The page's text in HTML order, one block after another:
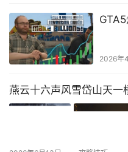
2026年
燕云十六声风雪岱山天一